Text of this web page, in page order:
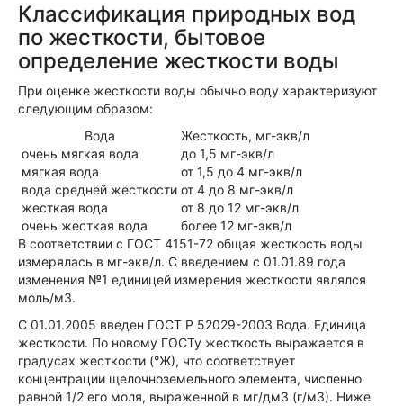
Классификация природных вод
по жесткости, бытовое
определение жесткости воды
При оценке жесткости воды обычно воду характеризуют
следующим образом:
Вода
Жесткость, мг-экв/л
очень мягкая вода
до 1,5 мг-экв/л
мягкая вода
от 1,5 до 4 мг-экв/л
вода средней жесткости от 4 до 8 мг-экв/л
жесткая вода
от 8 до 12 мг-экв/л
очень жесткая вода
более 12 мг-экв/л
В соответствии с ГОСТ 4151-72 общая жесткость воды
измерялась в мг-экв/л. С введением с 01.01.89 года
изменения №1 единицей измерения жесткости являлся
моль/м3.
С 01.01.2005 введен ГОСТ Р 52029-2003 Вода. Единица
жесткости. По новому ГОСТу жесткость выражается в
градусах жесткости (°Ж), что соответствует
концентрации щелочноземельного элемента, численно
равной 1/2 его моля, выраженной в мг/дм3 (г/м3). Ниже